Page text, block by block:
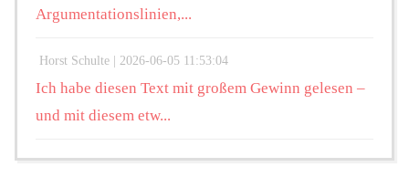
Argumentationslinien,...
Horst Schulte | 2026-06-05 11:53:04
Ich habe diesen Text mit großem Gewinn gelesen –
und mit diesem etw...